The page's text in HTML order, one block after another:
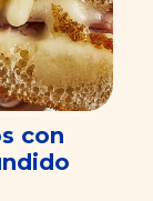
con